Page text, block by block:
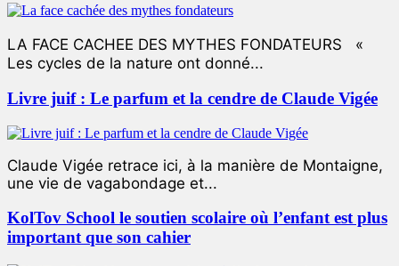
LA FACE CACHEE DES MYTHES FONDATEURS «
Les cycles de la nature ont donné...
Livre juif : Le parfum et la cendre de Claude Vigée
Claude Vigée retrace ici, à la manière de Montaigne,
une vie de vagabondage et...
KolTov School le soutien scolaire où l’enfant est plus
important que son cahier